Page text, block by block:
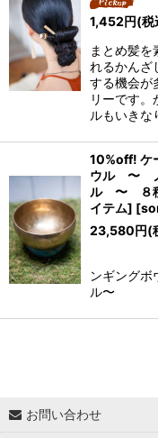
1,452円(税
まとめ髪
れるかんざ
する機会が
リーです。
ルもいき
10%off! ケ
ウル 〜 ノ
ル 〜 ８
イテム] [
23,580円(
ンギングボ
ル〜 ケ
お問い合わせ